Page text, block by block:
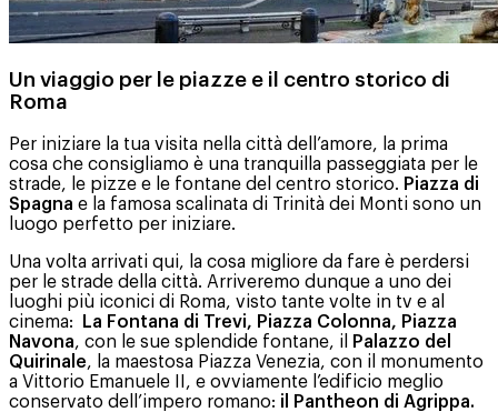
Un viaggio per le piazze e il centro storico di
Roma
Per iniziare la tua visita nella città dell’amore, la prima
cosa che consigliamo è una tranquilla passeggiata per le
strade, le pizze e le fontane del centro storico. Piazza di
Spagna e la famosa scalinata di Trinità dei Monti sono un
luogo perfetto per iniziare.
Una volta arrivati qui, la cosa migliore da fare è perdersi
per le strade della città. Arriveremo dunque a uno dei
luoghi più iconici di Roma, visto tante volte in tv e al
cinema:
La Fontana di Trevi, Piazza Colonna, Piazza
Navona, con le sue splendide fontane, il
Palazzo del
Quirinale, la maestosa Piazza Venezia, con il monumento
a Vittorio Emanuele II, e ovviamente l’edificio meglio
conservato dell’impero romano: il Pantheon di Agrippa.